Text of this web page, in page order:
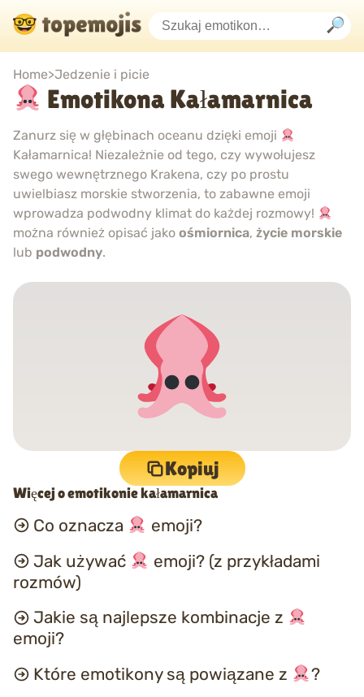
Home>Jedzenie i picie
Emotikona Kałamarnica
Zanurz się w głębinach oceanu dzięki emoji
Kałamarnica! Niezależnie od tego, czy wywołujesz
swego wewnętrznego Krakena, czy po prostu
uwielbiasz morskie stworzenia, to zabawne emoji
wprowadza podwodny klimat do każdej rozmowy!
można również opisać jako ośmiornica, życie morskie
lub podwodny.
Kopiuj
Więcej o emotikonie kałamarnica
Co oznacza
emoji?
Jak używać
emoji? (z przykładami
rozmów)
Jakie są najlepsze kombinacje z
emoji?
Które emotikony są powiązane z
?